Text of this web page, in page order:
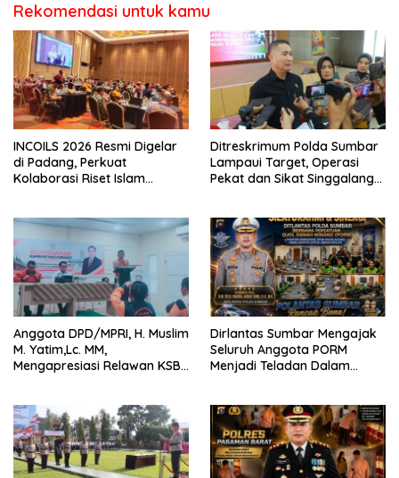
Rekomendasi untuk kamu
INCOILS 2026 Resmi Digelar
di Padang, Perkuat
Kolaborasi Riset Islam
Ditreskrimum Polda Sumbar
Lampaui Target, Operasi
Pekat dan Sikat Singgalang
Anggota DPD/MPRI, H. Muslim
M. Yatim,Lc. MM,
Mengapresiasi Relawan KSB
Bencana
Dirlantas Sumbar Mengajak
Seluruh Anggota PORM
Menjadi Teladan Dalam
Perlengkapan Keselamatan
Berkendara